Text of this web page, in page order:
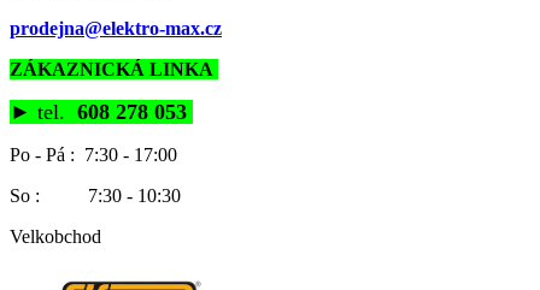
prodejna@elektro-max.cz
ZÁKAZNICKÁ LINKA
► tel. 608 278 053
Po - Pá : 7:30 - 17:00
So : 7:30 - 10:30
Velkobchod